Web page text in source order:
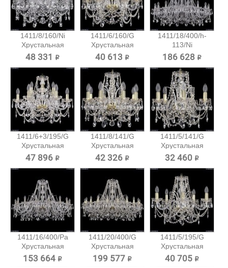
1411/8/160/Ni
Хрустальная
подвесная...
48 331 ₽
1411/6/160/G
Хрустальная
подвесная...
40 613 ₽
1411/18/400/h-
113/Ni
Хрустальная...
186 628 ₽
1411/6+3/195/G
Хрустальная
подвесная...
47 896 ₽
1411/8/141/G
Хрустальная
подвесная...
42 326 ₽
1411/5/141/G
Хрустальная
подвесная...
32 460 ₽
1411/16/400/Pa
Хрустальная
подвесная...
153 664 ₽
1411/20/400/G
Хрустальная
подвесная...
199 577 ₽
1411/5/195/G
Хрустальная
подвесная...
40 705 ₽